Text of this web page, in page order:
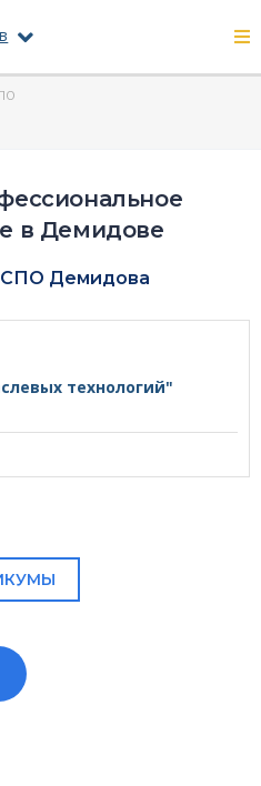
в Демидове
СПО Демидова
технологий"